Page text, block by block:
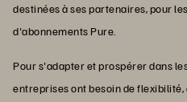
destinées à ses partenaires, pour
d'abonnements Pure.
Pour s'adapter et prospérer dans
entreprises ont besoin de